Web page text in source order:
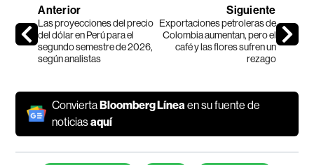
Anterior
Las proyecciones del precio
del dólar en Perú para el
segundo semestre de 2026,
según analistas
Siguiente
Exportaciones petroleras de
Colombia aumentan, pero el
café y las flores sufren un
rezago
ConviertaBloomberg Línea en su fuente de
noticiasaquí